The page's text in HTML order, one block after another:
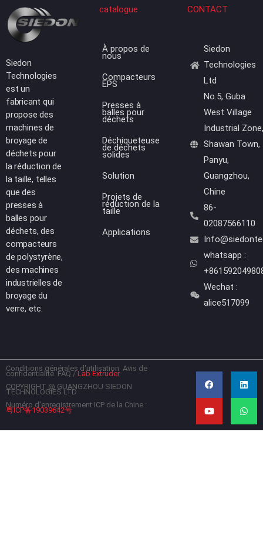
CONTACT
Siedon
Technologies
Ltd
No.5, Guba
West Village
Industrial Zone,
Shawan Town,
Panyu,
Guangzhou,
Chine
86-
02087566110
whatsapp :
Wechat :
alice517099
catalogue
À propos de
nous
Compacteurs
EPS
Presses à
balles pour
déchets
Déchiqueteuse
de déchets
solides
Solution
Projets de
réduction de la
taille
Applications
Siedon
Technologies
est un
fabricant qui
propose des
machines de
broyage de
déchets pour
la réduction de
la taille, telles
que des
presses à
balles pour
déchets, des
compacteurs
de polystyrène,
des machines
industrielles de
broyage du
verre, etc.
Conditions générales d'utilisation Avis de
confidentialité FAQ/Lab Extruder
COPYRIGHT @ GUANGZHOU SIEDON
TECHNOLOGIES LTD
Numéro d'enregistrement ICP de la Chine :
粤ICP备19039642号
F
a
c
e
o
o
k
L
n
k
d
i
n
Y
o
u
t
b
e
W
a
t
a
p
p